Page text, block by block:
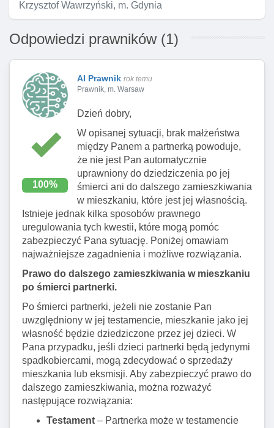
Krzysztof Wawrzyński, m. Gdynia
Odpowiedzi prawników (1)
100%
AI Prawnik rok temu
Prawnik, m. Warsaw
Dzień dobry,
W opisanej sytuacji, brak małżeństwa
między Panem a partnerką powoduje,
że nie jest Pan automatycznie
uprawniony do dziedziczenia po jej
śmierci ani do dalszego zamieszkiwania
w mieszkaniu, które jest jej własnością.
Istnieje jednak kilka sposobów prawnego
uregulowania tych kwestii, które mogą pomóc
zabezpieczyć Pana sytuację. Poniżej omawiam
najważniejsze zagadnienia i możliwe rozwiązania.
Prawo do dalszego zamieszkiwania w mieszkaniu
po śmierci partnerki.
Po śmierci partnerki, jeżeli nie zostanie Pan
uwzględniony w jej testamencie, mieszkanie jako jej
własność będzie dziedziczone przez jej dzieci. W
Pana przypadku, jeśli dzieci partnerki będą jedynymi
spadkobiercami, mogą zdecydować o sprzedaży
mieszkania lub eksmisji. Aby zabezpieczyć prawo do
dalszego zamieszkiwania, można rozważyć
następujące rozwiązania:
Testament – Partnerka może w testamencie